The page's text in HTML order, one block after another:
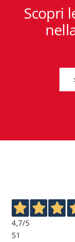
Scopri
4,7/5
51